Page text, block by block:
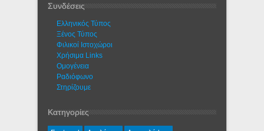
Συνδέσεις
Ελληνικός Τύπος
Ξένος Τύπος
Φιλικοί Ιστοχώροι
Χρήσιμα Links
Ομογένεια
Ραδιόφωνο
Στηρίζουμε
Κατηγορίες